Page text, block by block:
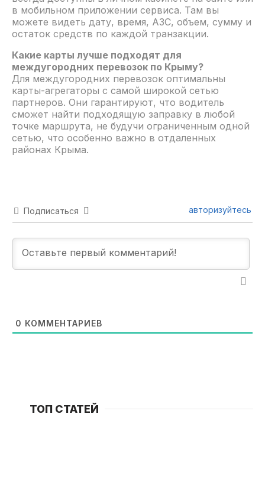
в мобильном приложении сервиса. Там вы
можете видеть дату, время, АЗС, объем, сумму и
остаток средств по каждой транзакции.
Какие карты лучше подходят для
междугородних перевозок по Крыму?
Для междугородних перевозок оптимальны
карты-агрегаторы с самой широкой сетью
партнеров. Они гарантируют, что водитель
сможет найти подходящую заправку в любой
точке маршрута, не будучи ограниченным одной
сетью, что особенно важно в отдаленных
районах Крыма.
Подписаться авторизуйтесь
0 КОММЕНТАРИЕВ
ТОП СТАТЕЙ